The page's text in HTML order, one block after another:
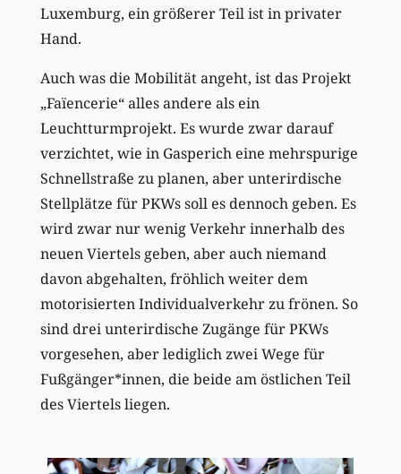
Luxemburg, ein größerer Teil ist in privater
Hand.
Auch was die Mobilität angeht, ist das Projekt
„Faïencerie“ alles andere als ein
Leuchtturmprojekt. Es wurde zwar darauf
verzichtet, wie in Gasperich eine mehrspurige
Schnellstraße zu planen, aber unterirdische
Stellplätze für PKWs soll es dennoch geben. Es
wird zwar nur wenig Verkehr innerhalb des
neuen Viertels geben, aber auch niemand
davon abgehalten, fröhlich weiter dem
motorisierten Individualverkehr zu frönen. So
sind drei unterirdische Zugänge für PKWs
vorgesehen, aber lediglich zwei Wege für
Fußgänger*innen, die beide am östlichen Teil
des Viertels liegen.